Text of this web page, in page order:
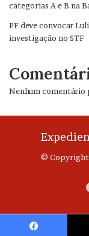
categorias A e B na
PF deve convocar
investigação no STF
Nenhum comentário
© Copyright